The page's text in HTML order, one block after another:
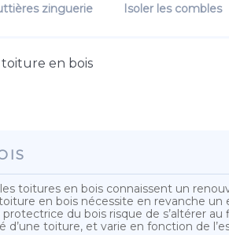
zinguerie Isoler les combles
en bois
toitures en bois connaissent un
en bois nécessite en revanche
du bois risque de s’altérer
toiture, et varie en fonction de